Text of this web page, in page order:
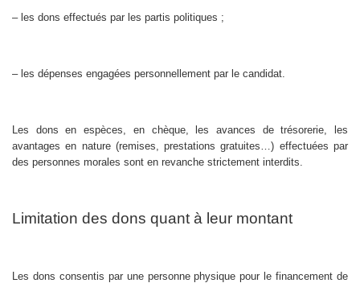
– les dons effectués par les partis politiques ;
– les dépenses engagées personnellement par le candidat.
Les dons en espèces, en chèque, les avances de trésorerie, les
avantages en nature (remises, prestations gratuites…) effectuées par
des personnes morales sont en revanche strictement interdits.
Limitation des dons quant à leur montant
Les dons consentis par une personne physique pour le financement de